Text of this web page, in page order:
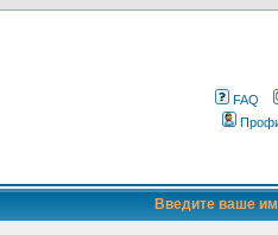
FAQ
Введите ваше